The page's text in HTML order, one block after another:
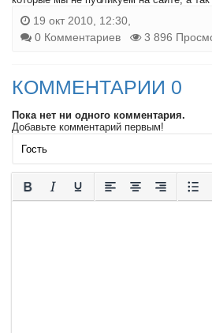
19 окт 2010, 12:30,
0 Комментариев
3 896
КОММЕНТАРИИ 0
Пока нет ни одного комментария.
Добавьте комментарий первым!